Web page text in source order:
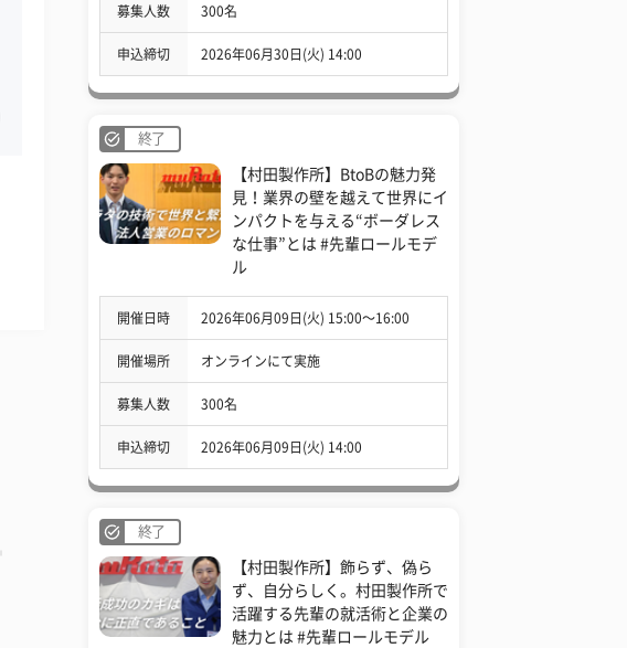
募集人数 300名
申込締切 2026年06月30日(火) 14:00
終了
【村田製作所】BtoBの魅力発
見！業界の壁を越えて世界にイ
ンパクトを与える“ボーダレス
な仕事”とは #先輩ロールモデ
ル
開催日時 2026年06月09日(火) 15:00〜16:00
開催場所 オンラインにて実施
募集人数 300名
申込締切 2026年06月09日(火) 14:00
終了
【村田製作所】飾らず、偽ら
ず、自分らしく。村田製作所で
活躍する先輩の就活術と企業の
魅力とは #先輩ロールモデル